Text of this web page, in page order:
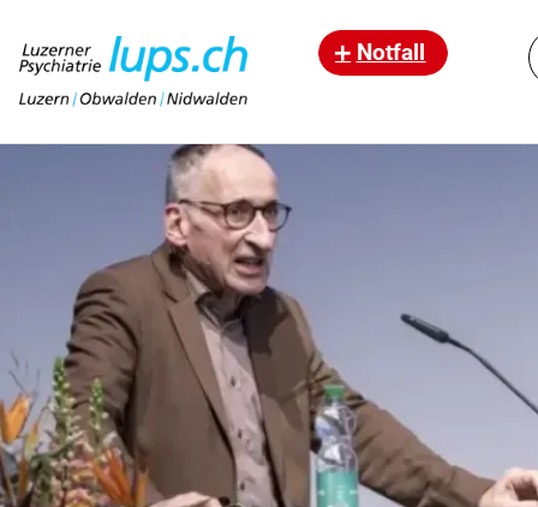
Notfall